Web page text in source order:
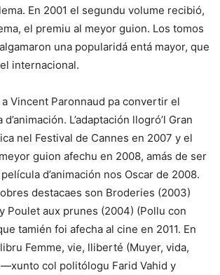
En 2001 el segundu volume recibió,
el premiu al meyor guion. Los tomos
una popularidá entá mayor, que
internacional.
Vincent Paronnaud pa convertir el
L’adaptación llogró’l Gran
nel Festival de Cannes en 2007 y el
guion afechu en 2008, amás de ser
d’animación nos Oscar de 2008.
destacaes son Broderies (2003)
Poulet aux prunes (2004) (Pollu con
tamién foi afecha al cine en 2011. En
Femme, vie, lliberté (Muyer, vida,
col politólogu Farid Vahid y